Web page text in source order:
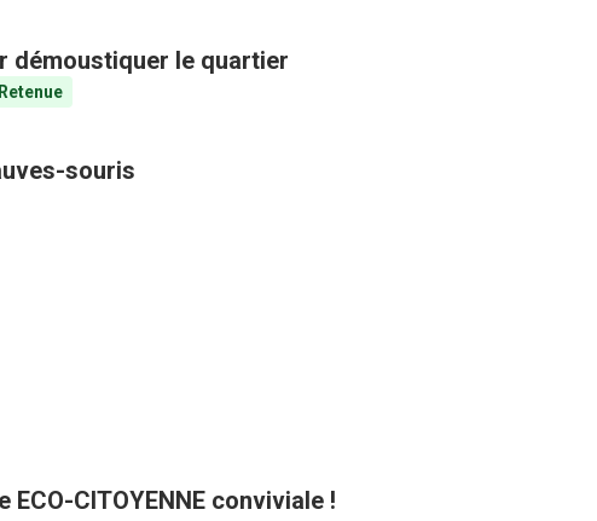
démoustiquer le quartier
Retenue
souris
CITOYENNE conviviale !